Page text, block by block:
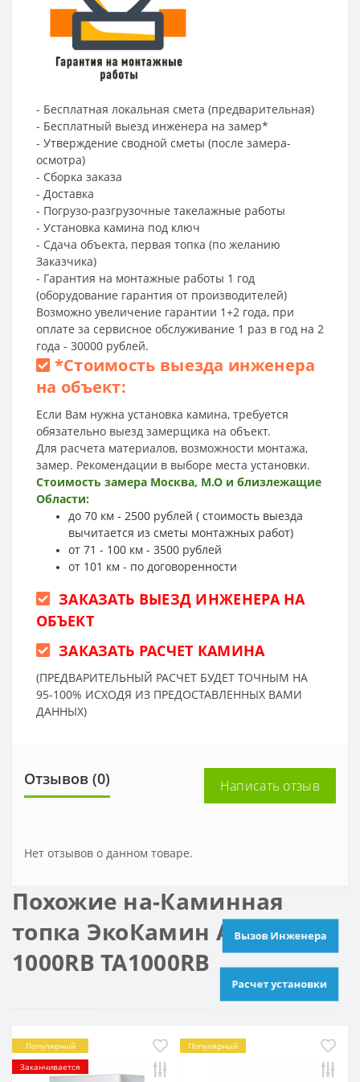
- Бесплатная локальная смета (предварительная)
- Бесплатный выезд инженера на замер*
- Утверждение сводной сметы (после замера-
осмотра)
- Сборка заказа
- Доставка
- Погрузо-разгрузочные такелажные работы
- Установка камина под ключ
- Сдача объекта, первая топка (по желанию
Заказчика)
- Гарантия на монтажные работы 1 год
(оборудование гарантия от производителей)
Возможно увеличение гарантии 1+2 года, при
оплате за сервисное обслуживание 1 раз в год на 2
года - 30000 рублей.
*Стоимость выезда инженера
на объект:
Если Вам нужна установка камина, требуется
обязательно выезд замерщика на объект.
Для расчета материалов, возможности монтажа,
замер. Рекомендации в выборе места установки.
Стоимость замера Москва, М.О и близлежащие
Области:
до 70 км - 2500 рублей ( стоимость выезда
вычитается из сметы монтажных работ)
от 71 - 100 км - 3500 рублей
от 101 км - по договоренности
ЗАКАЗАТЬ ВЫЕЗД ИНЖЕНЕРА НА
ОБЪЕКТ
ЗАКАЗАТЬ РАСЧЕТ КАМИНА
(ПРЕДВАРИТЕЛЬНЫЙ РАСЧЕТ БУДЕТ ТОЧНЫМ НА
95-100% ИСХОДЯ ИЗ ПРЕДОСТАВЛЕННЫХ ВАМИ
ДАННЫХ)
Отзывов (0) Написать отзыв
Нет отзывов о данном товаре.
Похожие на-Каминная
топка ЭкоКамин Альфа
1000RB TA1000RB
Популярный
Заканчивается
Популярный
Расчет установки
Вызов Инженера